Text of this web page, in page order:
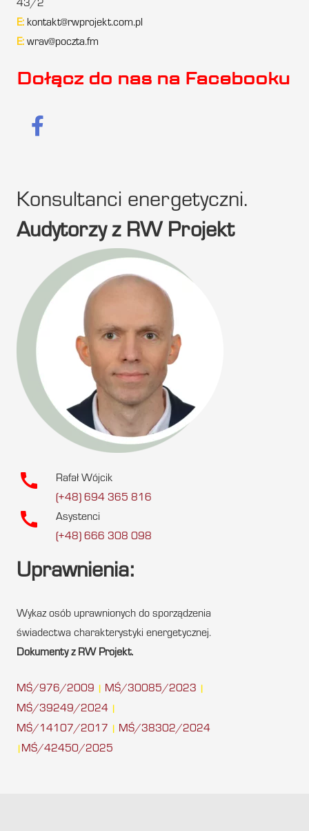
43/2
E: kontakt@rwprojekt.com.pl
E: wrav@poczta.fm
Dołącz do nas na Facebooku
Konsultanci energetyczni.
Audytorzy z RW Projekt
call
Rafał Wójcik
(+48) 694 365 816
call
Asystenci
(+48) 666 308 098
Uprawnienia:
Wykaz osób uprawnionych do sporządzenia
świadectwa charakterystyki energetycznej.
Dokumenty z RW Projekt.
MŚ/976/2009 MŚ/30085/2023
MŚ/39249/2024
MŚ/14107/2017 MŚ/38302/2024
MŚ/42450/2025